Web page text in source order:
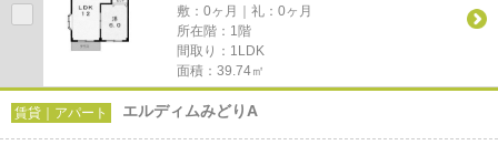
敷：0ヶ月｜礼：0ヶ月
所在階：1階
間取り：1LDK
面積：39.74㎡
賃貸｜アパート エルディムみどりA